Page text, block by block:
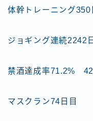
体幹トレーニング350
ジョギング連続2242
禁酒達成率71.2%
マスクラン74日目